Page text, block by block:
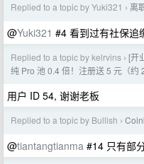
Replied to a topic by Yuki321 › 离
@Yuki321 #4 看到过有社保追
Replied to a topic by kelrvins › [开
纯 Pro 池 0.4 倍！注册送 5 元（约
用户 ID 54, 谢谢老板
Replied to a topic by Bullish ›
@tiantangtianma #14 只有部